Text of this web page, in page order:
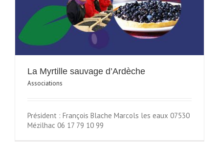
La Myrtille sauvage d’Ardèche
Associations
Président : François Blache Marcols les eaux 07530
Mézilhac 06 17 79 10 99